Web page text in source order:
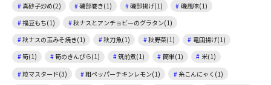
真砂子炒め(2)
磯部巻き(1) 磯部揚げ(1)
磯風味(1)
福豆もち(1)
秋ナスとアンチョビーのグラタン(1)
秋ナスの玉みそ焼き(1)
秋刀魚(1) 秋野菜(1)
竜田揚げ(1)
筍(1)
筍のきんぴら(1) 筑前煮(1) 簡単(1)
米(1)
粒マスタード(3)
粗ペッパーチキンレモン(1)
糸こんにゃく(1)